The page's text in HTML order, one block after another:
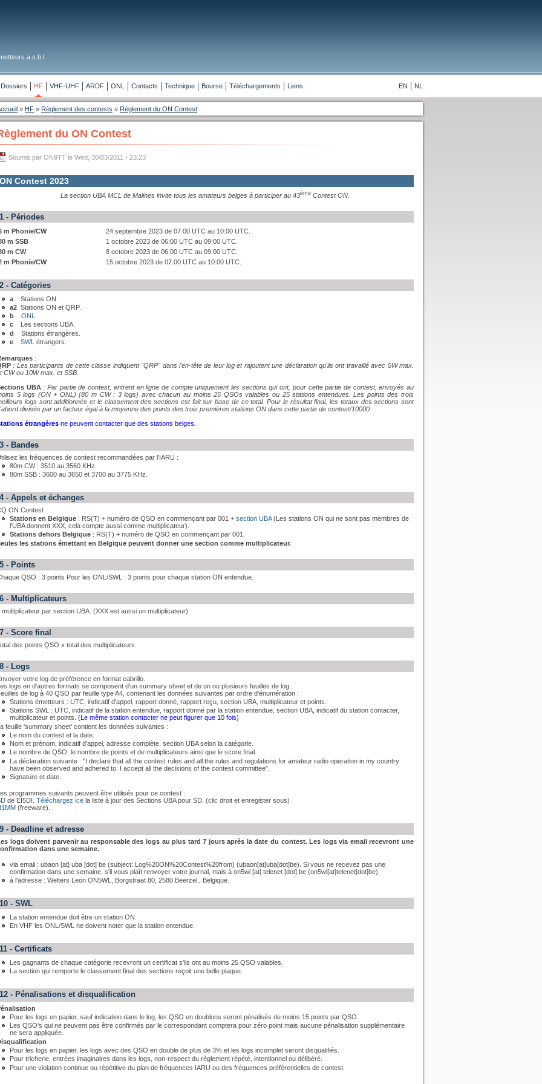
a.s.b.l.
Dossiers HF VHF-UHF ARDF ONL Contacts Technique Bourse Téléchargements Liens NL
EN
» HF » Règlement des contests » Règlement du ON Contest
du ON Contest
Soumis par ON9TT le Wed, 30/03/2011 - 23:23
ON Contest 2023
La section UBA MCL de Malines invite tous les amateurs belges à participer au 43ème Contest ON.
1 - Périodes
m Phonie/CW
24 septembre 2023 de 07:00 UTC au 10:00 UTC.
m SSB
1 octobre 2023 de 06:00 UTC au 09:00 UTC.
m CW
8 octobre 2023 de 06:00 UTC au 09:00 UTC.
m Phonie/CW
15 octobre 2023 de 07:00 UTC au 10:00 UTC.
2 - Catégories
a Stations ON.
a2 Stations ON et QRP.
b
ONL
c Les sections UBA.
d Stations étrangères.
e
SWL étrangers.
:
: Les participants de cette classe indiquent "QRP" dans l'en-tête de leur log et rajoutent une déclaration qu'ils ont travaillé avec 5W max.
CW ou 10W max. et SSB.
UBA : Par partie de contest, entrent en ligne de compte uniquement les sections qui ont, pour cette partie de contest, envoyés au
5 logs (ON + ONL) (80 m CW : 3 logs) avec chacun au moins 25 QSOs valables ou 25 stations entendues. Les points des trois
logs sont additionnés et le classement des sections est fait sur base de ce total. Pour le résultat final, les totaux des sections sont
divisés par un facteur égal à la moyenne des points des trois premières stations ON dans cette partie de contest/10000.
étrangères ne peuvent contacter que des stations belges
3 - Bandes
les fréquences de contest recommandées par l'IARU :
80m CW : 3510 au 3560 KHz.
80m SSB : 3600 au 3650 et 3700 au 3775 KHz.
4 - Appels et échanges
ON Contest
Stations en Belgique : RS(T) + numéro de QSO en commençant par 001 + section UBA(Les stations ON qui ne sont pas membres de
l'UBA donnent XXX, cela compte aussi comme multiplicateur).
Stations dehors Belgique : RS(T) + numéro de QSO en commençant par 001.
les stations émettant en Belgique peuvent donner une section comme multiplicateur.
5 - Points
QSO : 3 points Pour les ONL/SWL : 3 points pour chaque station ON entendue.
6 - Multiplicateurs
multiplicateur par section UBA. (XXX est aussi un multiplicateur).
7 - Score final
des points QSO x total des multiplicateurs.
8 - Logs
votre log de préférence en format cabrillo.
logs en d'autres formats se composent d'un summary sheet et de un ou plusieurs feuilles de log.
de log à 40 QSO par feuille type A4, contenant les données suivantes par ordre d'énumération :
Stations émetteurs : UTC, indicatif d'appel, rapport donné, rapport reçu, section UBA, multiplicateur et points.
Stations SWL : UTC, indicatif de la station entendue, rapport donné par la station entendue, section UBA, indicatif du station contacter,
multiplicateur et points. (Le même station contacter ne peut figurer que 10 fois)
feuille 'summary sheet' contient les données suivantes :
Le nom du contest et la date.
Nom et prénom, indicatif d'appel, adresse complète, section UBA selon la catégorie.
Le nombre de QSO, le nombre de points et de multiplicateurs ainsi que le score final.
La déclaration suivante : "I declare that all the contest rules and all the rules and regulations for amateur radio operation in my country
have been observed and adhered to. I accept all the decisions of the contest committee".
Signature et date.
programmes suivants peuvent être utilisés pour ce contest :
de EI5DI. Téléchargez ice la liste à jour des Sections UBA pour SD. (clic droit et enregister sous)
(freeware).
9 - Deadline et adresse
logs doivent parvenir au responsable des logs au plus tard 7 jours après la date du contest. Les logs via email recevront une
dans une semaine.
via email : ubaon [at] uba [dot] be (subject: Log%20ON%20Contest%20from) (ubaon[at]uba[dot]be) Si vous ne recevez pas une
confirmation dans une semaine, s'il vous plaît renvoyer votre journal mais à on5wl [at] telenet [dot] be (on5wl[at]telenet[dot]be)
à l'adresse : Welters Leon ON5WL, Borgstraat 80, 2580 Beerzel., Belgique.
10 - SWL
La station entendue doit être un station ON.
En VHF les ONL/SWL ne doivent noter que la station entendue.
11 - Certificats
Les gagnants de chaque catégorie recevront un certificat s'ils ont au moins 25 QSO valables.
La section qui remporte le classement final des sections reçoit une belle plaque.
12 - Pénalisations et disqualification
Pour les logs en papier, sauf indication dans le log, les QSO en doublons seront pénalisés de moins 15 points par QSO.
Les QSO's qui ne peuvent pas être confirmés par le correspondant comptera pour zéro point mais aucune pénalisation supplémentaire
ne sera appliquée.
Pour les logs en papier, les logs avec des QSO en double de plus de 3% et les logs incomplet seront disqualifiés.
Pour tricherie, entrées imaginaires dans les logs, non-respect du règlement répété, intentionnel ou délibéré.
Pour une violation continue ou répétitive du plan de fréquences IARU ou des fréquences préférentielles de contest.